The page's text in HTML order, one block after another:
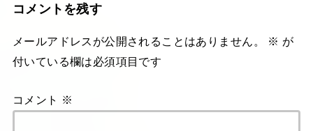
コメントを残す
メールアドレスが公開されることはありません。 ※ が
付いている欄は必須項目です
コメント ※